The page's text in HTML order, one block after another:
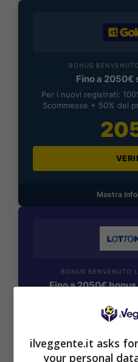
BONUS
Fino a 2050€
Per i nuovi registrati:
Scommesse + 50% del
Mostra
BONUS BENVENUTO
Fino a 2050€
Bonus Scommesse +
ilveggente.it asks
your personal